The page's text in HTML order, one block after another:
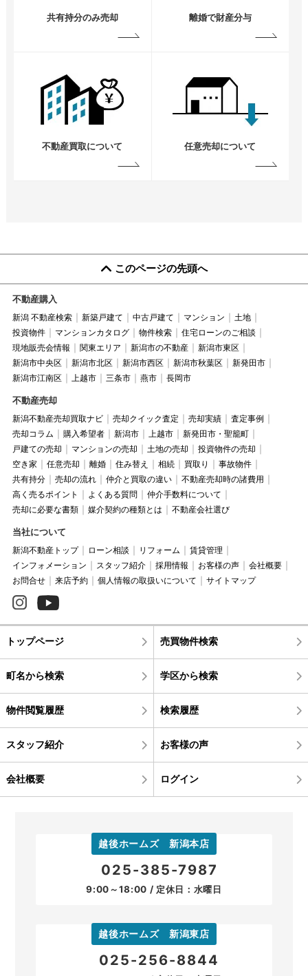
共有持分のみ売却 離婚で財産分与
不動産買取について 任意売却について
このページの先頭へ
不動産購入
新潟 不動産検索 新築戸建て 中古戸建て マンション
土地
投資物件
マンションカタログ 物件検索
住宅ローンのご相談
現地販売会情報
関東エリア 新潟市の不動産
新潟市東区
新潟市中央区
新潟市北区 新潟市西区 新潟市秋葉区
新発田市
新潟市江南区
上越市 三条市 燕市 長岡市
不動産売却
新潟不動産売却買取ナビ 売却クイック査定 売却実績
査定事例
売却コラム
購入希望者 新潟市 上越市
新発田市・聖籠町
戸建ての売却
マンションの売却 土地の売却
投資物件の売却
空き家
任意売却 離婚 住み替え 相続 買取り
事故物件
共有持分
売却の流れ 仲介と買取の違い
不動産売却時の諸費用
高く売るポイント
よくある質問
仲介手数料について
売却に必要な書類
媒介契約の種類とは 不動産会社選び
当社について
新潟不動産トップ ローン相談 リフォーム
賃貸管理
インフォメーション
スタッフ紹介 採用情報 お客様の声
会社概要
お問合せ
来店予約 個人情報の取扱いについて サイトマップ
トップページ 売買物件検索
町名から検索 学区から検索
物件閲覧履歴 検索履歴
スタッフ紹介 お客様の声
会社概要 ログイン
越後ホームズ 新潟本店
025-385-7987
9:00～18:00 / 定休日：水曜日
越後ホームズ 新潟東店
025-256-8844